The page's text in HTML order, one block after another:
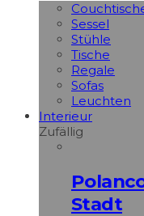
Sessel
Stühle
Tische
Regale
Sofas
Leuchten
Interieur
Zufällig
Stadt